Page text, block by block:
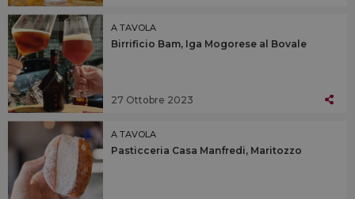
A TAVOLA
Birrificio Bam, Iga Mogorese al Bovale
27 Ottobre 2023
A TAVOLA
Pasticceria Casa Manfredi, Maritozzo